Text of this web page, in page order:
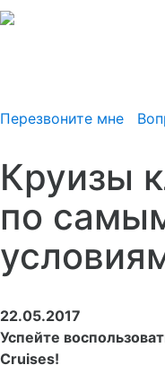
Перезвоните мне
Круизы
по
22.05.2017
Успейте
Cruises!